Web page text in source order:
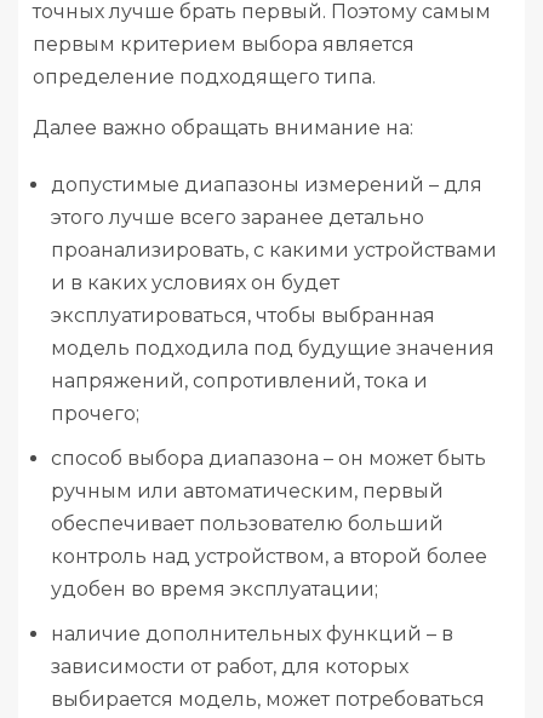
точных лучше брать первый. Поэтому самым
первым критерием выбора является
определение подходящего типа.
Далее важно обращать внимание на:
допустимые диапазоны измерений – для
этого лучше всего заранее детально
проанализировать, с какими устройствами
и в каких условиях он будет
эксплуатироваться, чтобы выбранная
модель подходила под будущие значения
напряжений, сопротивлений, тока и
прочего;
способ выбора диапазона – он может быть
ручным или автоматическим, первый
обеспечивает пользователю больший
контроль над устройством, а второй более
удобен во время эксплуатации;
наличие дополнительных функций – в
зависимости от работ, для которых
выбирается модель, может потребоваться